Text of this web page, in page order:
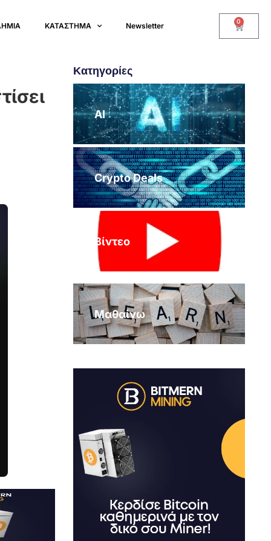
ΚΑΤΑΣΤΗΜΑ Newsletter 0
Κατηγορίες
AI
Crypto Deals
Βίντεο
Μαθαίνω